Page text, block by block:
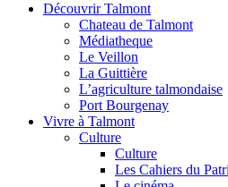
Découvrir Talmont
Chateau de Talmont
Médiatheque
Le Veillon
La Guittière
L’agriculture talmondaise
Port Bourgenay
Vivre à Talmont
Culture
Culture
Les Cahiers du